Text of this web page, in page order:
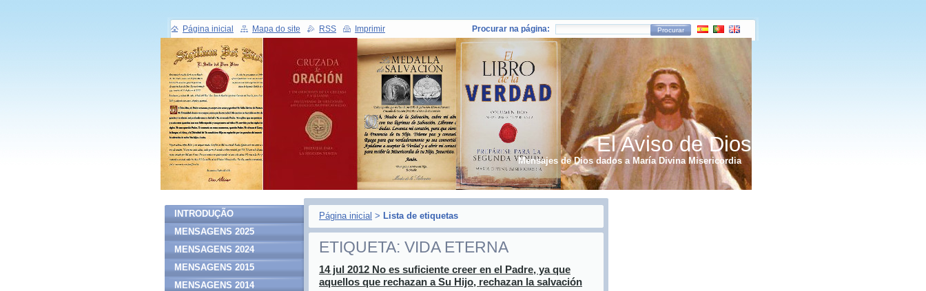
El Aviso de Dios
Mensajes de Dios dados a María Divina Misericordia
Página inicial > Lista de etiquetas
ETIQUETA: VIDA ETERNA
14 jul 2012 No es suficiente creer en el Padre, ya que
aquellos que rechazan a Su Hijo, rechazan la salvación
INTRODUÇÃO
MENSAGENS 2025
MENSAGENS 2024
MENSAGENS 2015
MENSAGENS 2014
Página inicial Mapa do site RSS Imprimir Procurar na página: Procurar